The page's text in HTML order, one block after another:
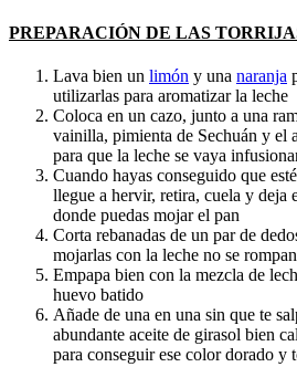
PREPARACIÓN DE LAS
Lava bien un limón y una naranja
utilizarlas para aromatizar la leche
Coloca en un cazo, junto a una
vainilla, pimienta de Sechuán y el
para que la leche se vaya
Cuando hayas conseguido que
llegue a hervir, retira, cuela y deja
donde puedas mojar el pan
Corta rebanadas de un par de
mojarlas con la leche no se rompan
Empapa bien con la mezcla de
huevo batido
Añade de una en una sin que te
abundante aceite de girasol bien
para conseguir ese color dorado y